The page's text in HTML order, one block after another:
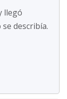
llegó
describía.